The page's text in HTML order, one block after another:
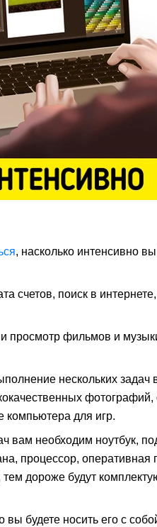
, насколько интенсивно
счетов, поиск в
и просмотр фильмов и
нескольких задач
компьютера для игр.
вам необходим ноутбук,
процессор,
тем дороже будут
вы будете носить его с